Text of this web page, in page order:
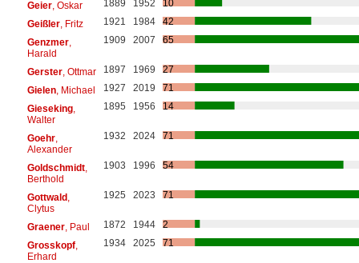
Geier, Oskar 1889 1952
10
Geißler, Fritz 1921 1984
42
Genzmer,
Harald
1909 2007 65
Gerster, Ottmar 1897 1969
27
Gielen, Michael 1927 2019
71
Gieseking,
Walter
1895 1956 14
Goehr,
Alexander
1932 2024 71
Goldschmidt,
Berthold
1903 1996 54
Gottwald,
Clytus
1925 2023 71
Graener, Paul 1872 1944
2
Grosskopf,
Erhard
1934 2025 71